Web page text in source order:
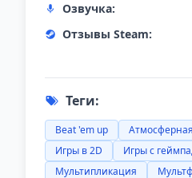
Озвучка:
Отзывы Steam:
Теги:
Beat 'em up Атмосферная
Игры в 2D
Игры с
Мультипликация